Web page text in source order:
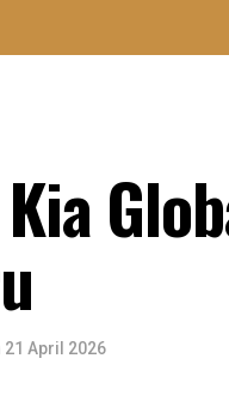
21 April 2026